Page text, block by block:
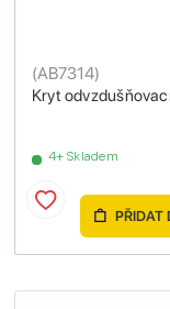
Kryt
(AB7314)
4+ Skladem
PŘIDAT